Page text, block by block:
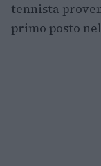
tennista
primo posto